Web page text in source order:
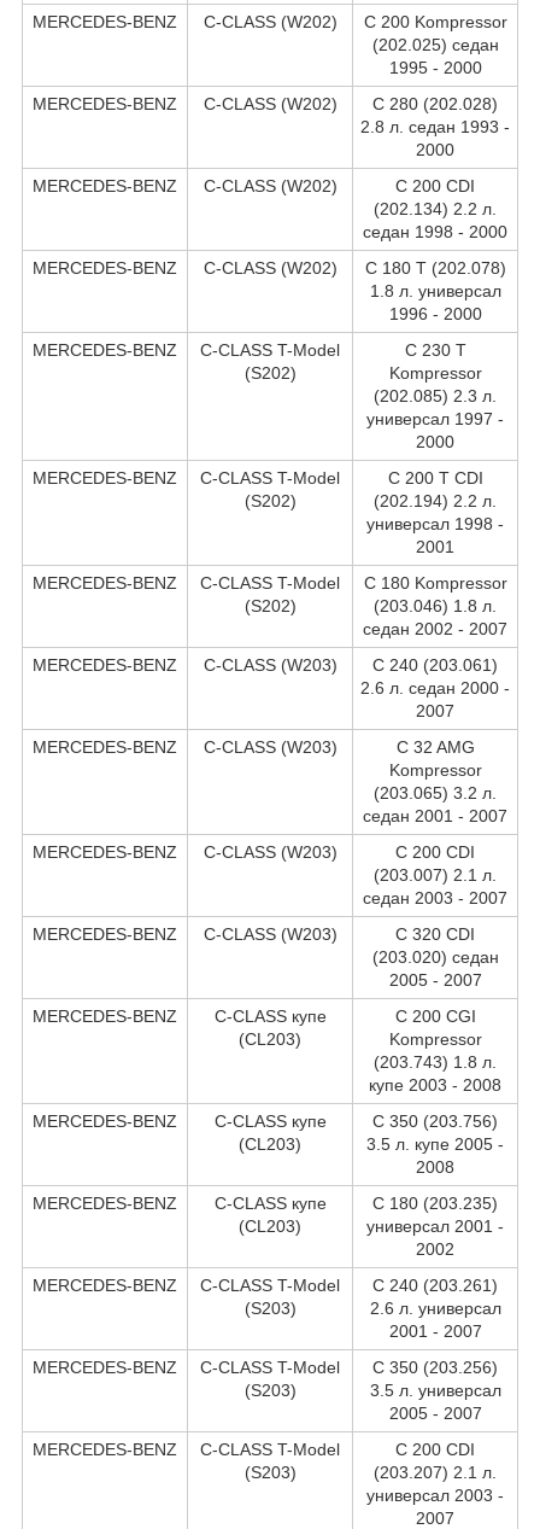
MERCEDES-BENZ C-CLASS (W202)
C 200 Kompressor
(202.025) седан
1995 - 2000
MERCEDES-BENZ
C-CLASS (W202)
C 280 (202.028)
2.8 л. седан 1993 -
2000
MERCEDES-BENZ
C-CLASS (W202)
C 200 CDI
(202.134) 2.2 л.
седан 1998 - 2000
MERCEDES-BENZ
C-CLASS (W202)
C 180 T (202.078)
1.8 л. универсал
1996 - 2000
MERCEDES-BENZ
C-CLASS T-Model
(S202)
C 230 T
Kompressor
(202.085) 2.3 л.
универсал 1997 -
2000
MERCEDES-BENZ
C-CLASS T-Model
(S202)
C 200 T CDI
(202.194) 2.2 л.
универсал 1998 -
2001
MERCEDES-BENZ
C-CLASS T-Model
(S202)
C 180 Kompressor
(203.046) 1.8 л.
седан 2002 - 2007
MERCEDES-BENZ
C-CLASS (W203)
C 240 (203.061)
2.6 л. седан 2000 -
2007
MERCEDES-BENZ
C-CLASS (W203)
C 32 AMG
Kompressor
(203.065) 3.2 л.
седан 2001 - 2007
MERCEDES-BENZ
C-CLASS (W203)
C 200 CDI
(203.007) 2.1 л.
седан 2003 - 2007
MERCEDES-BENZ
C-CLASS (W203)
C 320 CDI
(203.020) седан
2005 - 2007
MERCEDES-BENZ
C-CLASS купе
(CL203)
C 200 CGI
Kompressor
(203.743) 1.8 л.
купе 2003 - 2008
MERCEDES-BENZ
C-CLASS купе
(CL203)
C 350 (203.756)
3.5 л. купе 2005 -
2008
MERCEDES-BENZ
C-CLASS купе
(CL203)
C 180 (203.235)
универсал 2001 -
2002
MERCEDES-BENZ
C-CLASS T-Model
(S203)
C 240 (203.261)
2.6 л. универсал
2001 - 2007
MERCEDES-BENZ
C-CLASS T-Model
(S203)
C 350 (203.256)
3.5 л. универсал
2005 - 2007
MERCEDES-BENZ
C-CLASS T-Model
(S203)
C 200 CDI
(203.207) 2.1 л.
универсал 2003 -
2007